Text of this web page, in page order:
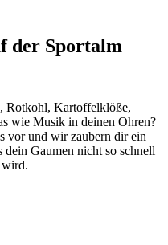
der Sportalm
Rotkohl, Kartoffelklöße,
wie Musik in deinen Ohren?
vor und wir zaubern dir ein
Gaumen nicht so schnell
wird.